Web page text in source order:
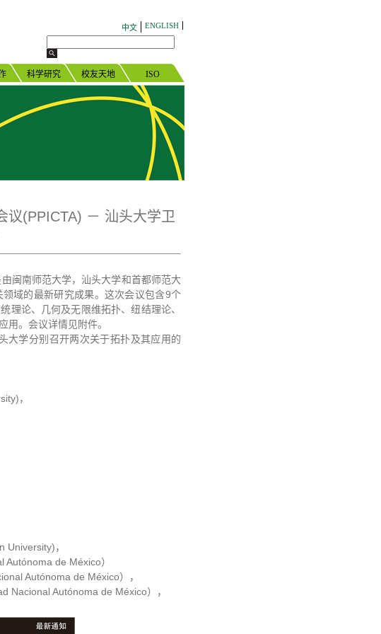
中文 ENGLISH
科学研究 校友天地 ISO
议(PPICTA) － 汕头大学卫
闽南师范大学，汕头大学和首都师范大
域的最新研究成果。这次会议包含9个
理论、几何及无限维拓扑、纽结理论、
用。会议详情见附件。
大学分别召开两次关于拓扑及其应用的
，
University)，
de México）
Autónoma de México），
Nacional Autónoma de México），